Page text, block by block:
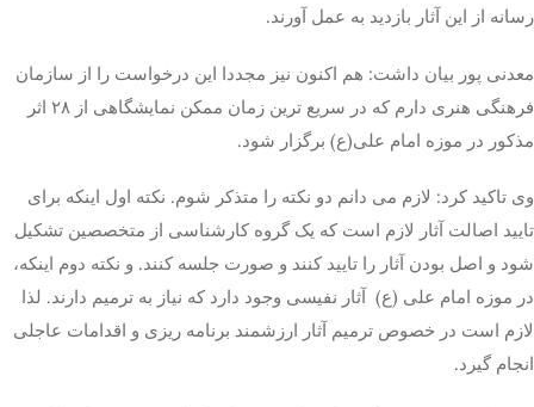
رسانه از این آثار بازدید به عمل آورند.
معدنی پور بیان داشت: هم اکنون نیز مجددا این درخواست را از سازمان
فرهنگی هنری دارم که در سریع ترین زمان ممکن نمایشگاهی از ۲۸ اثر
مذکور در موزه امام علی(ع) برگزار شود.
وی تاکید کرد: لازم می دانم دو نکته را متذکر شوم. نکته اول اینکه برای
تایید اصالت آثار لازم است که یک گروه کارشناسی از متخصصین تشکیل
شود و اصل بودن آثار را تایید کنند و صورت جلسه کنند. و نکته دوم اینکه،
در موزه امام علی (ع) آثار نفیسی وجود دارد که نیاز به ترمیم دارند. لذا
لازم است در خصوص ترمیم آثار ارزشمند برنامه ریزی و اقدامات عاجلی
انجام گیرد.